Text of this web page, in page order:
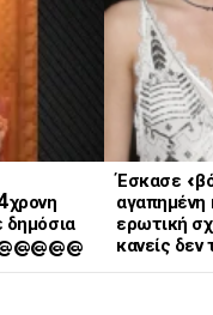
δημόσια
Έσκασε
αγαπημένη
ερωτική
κανείς δεν